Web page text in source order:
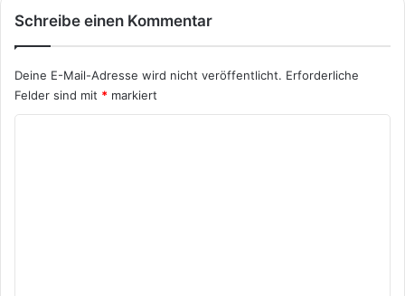
Schreibe einen Kommentar
Deine E-Mail-Adresse wird nicht veröffentlicht. Erforderliche
Felder sind mit * markiert